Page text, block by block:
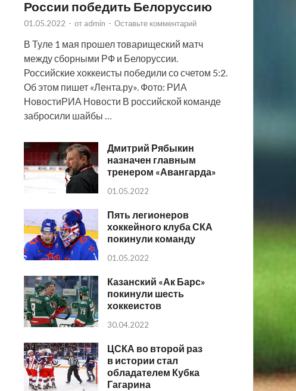
России победить Белоруссию
01.05.2022 - от admin - Оставьте комментарий
В Туле 1 мая прошел товарищеский матч
между сборными РФ и Белоруссии.
Российские хоккеисты победили со счетом 5:2.
Об этом пишет «Лента.ру». Фото: РИА
НовостиРИА Новости В российской команде
забросили шайбы …
Дмитрий Рябыкин
назначен главным
тренером «Авангарда»
01.05.2022
Пять легионеров
хоккейного клуба СКА
покинули команду
01.05.2022
Казанский «Ак Барс»
покинули шесть
хоккеистов
30.04.2022
ЦСКА во второй раз
в истории стал
обладателем Кубка
Гагарина